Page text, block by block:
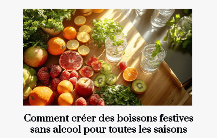
Comment créer des boissons festives
sans alcool pour toutes les saisons